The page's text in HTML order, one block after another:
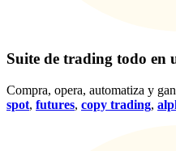
Suite de trading todo en
Compra, opera, automatiza y
spot, futures, copy trading,